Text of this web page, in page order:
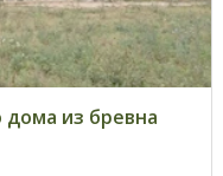
дома из бревна